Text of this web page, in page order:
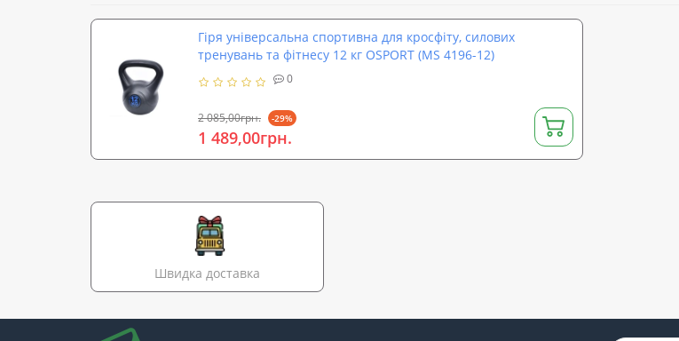
Гіря універсальна спортивна для кросфіту, силових
тренувань та фітнесу 12 кг OSPORT (MS 4196-12)
0
2 085,00грн. -29%
1 489,00грн.
Швидка доставка